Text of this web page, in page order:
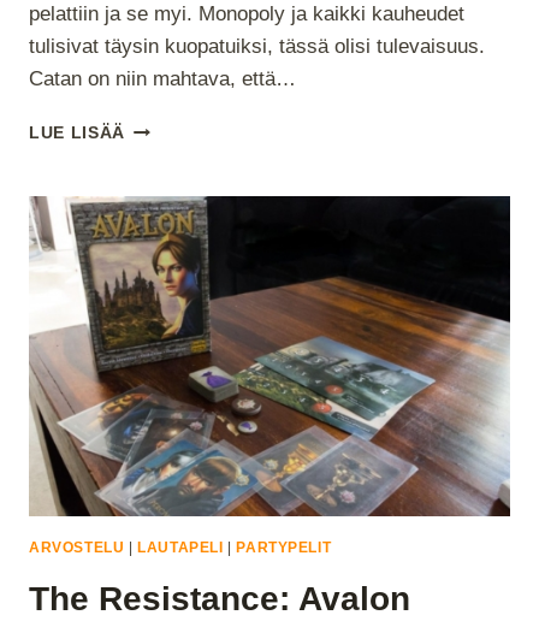
pelattiin ja se myi. Monopoly ja kaikki kauheudet
tulisivat täysin kuopatuiksi, tässä olisi tulevaisuus.
Catan on niin mahtava, että…
LUE LISÄÄ HALPAPELISARJA
II:
CATANIN
UUDISASUKKAAT
–
KORTTIPELI
ARVOSTELU LAUTAPELI PARTYPELIT
The Resistance: Avalon